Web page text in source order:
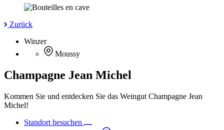
Zurück
Winzer
Moussy
Champagne Jean Michel
Kommen Sie und entdecken Sie das Weingut Champagne Jean
Michel!
Standort besuchen